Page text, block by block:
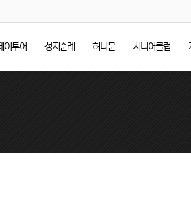
이투어 성지순례 허니문 시니어클럽